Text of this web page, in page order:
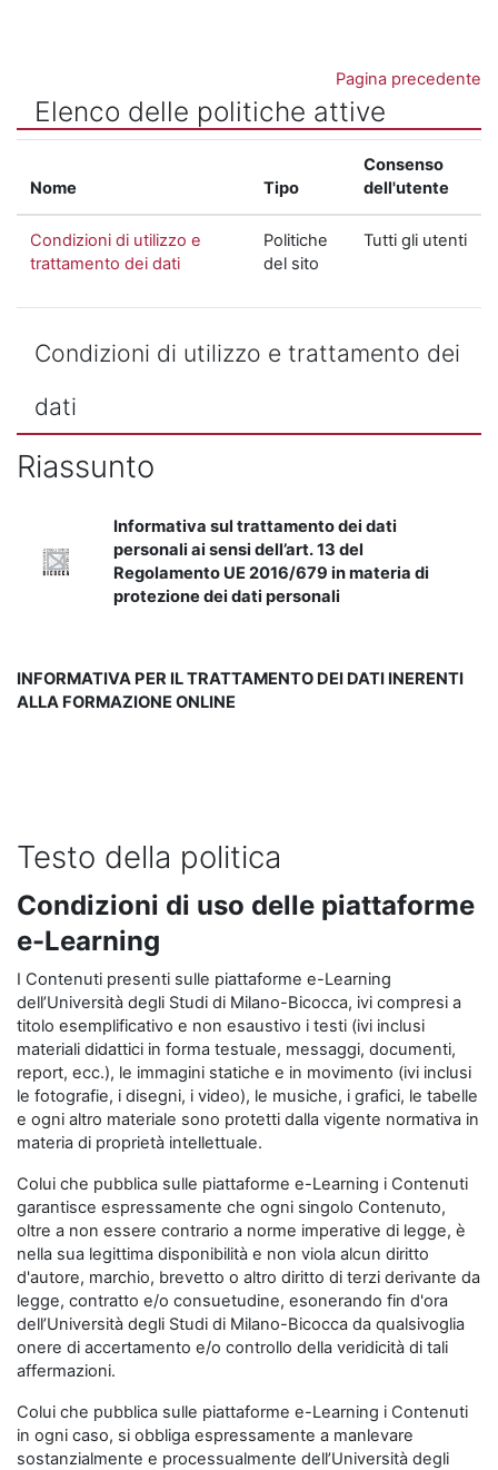
Pagina precedente
Elenco delle politiche attive
Nome Tipo
Consenso
dell'utente
Condizioni di utilizzo e
trattamento dei dati
Politiche
del sito
Tutti gli utenti
Condizioni di utilizzo e trattamento dei
dati
Riassunto
Informativa sul trattamento dei dati
personali ai sensi dell’art. 13 del
Regolamento UE 2016/679 in materia di
protezione dei dati personali
INFORMATIVA PER IL TRATTAMENTO DEI DATI INERENTI
ALLA FORMAZIONE ONLINE
Testo della politica
Condizioni di uso delle piattaforme
e-Learning
I Contenuti presenti sulle piattaforme e-Learning
dell’Università degli Studi di Milano-Bicocca, ivi compresi a
titolo esemplificativo e non esaustivo i testi (ivi inclusi
materiali didattici in forma testuale, messaggi, documenti,
report, ecc.), le immagini statiche e in movimento (ivi inclusi
le fotografie, i disegni, i video), le musiche, i grafici, le tabelle
e ogni altro materiale sono protetti dalla vigente normativa in
materia di proprietà intellettuale.
Colui che pubblica sulle piattaforme e-Learning i Contenuti
garantisce espressamente che ogni singolo Contenuto,
oltre a non essere contrario a norme imperative di legge, è
nella sua legittima disponibilità e non viola alcun diritto
d'autore, marchio, brevetto o altro diritto di terzi derivante da
legge, contratto e/o consuetudine, esonerando fin d'ora
dell’Università degli Studi di Milano-Bicocca da qualsivoglia
onere di accertamento e/o controllo della veridicità di tali
affermazioni.
Colui che pubblica sulle piattaforme e-Learning i Contenuti
in ogni caso, si obbliga espressamente a manlevare
sostanzialmente e processualmente dell’Università degli